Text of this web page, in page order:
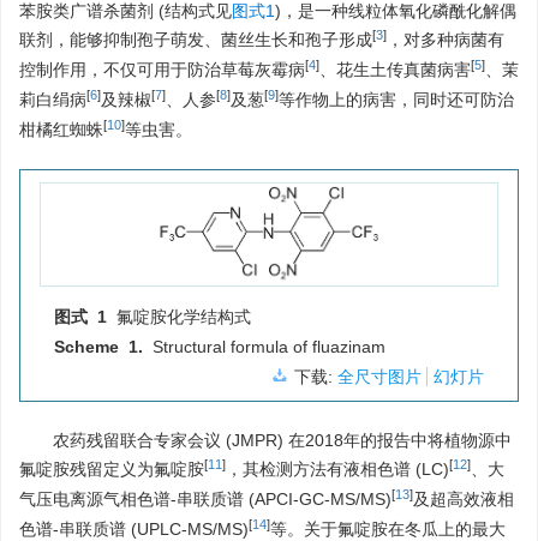
苯胺类广谱杀菌剂 (结构式见图式1)，是一种线粒体氧化磷酰化解偶
联剂，能够抑制孢子萌发、菌丝生长和孢子形成[3] ，对多种病菌有
控制作用，不仅可用于防治草莓灰霉病[4] 、花生土传真菌病害[5]
、茉
莉白绢病[6]及辣椒[7] 、人参[8]及葱[9]等作物上的病害，同时还可防治
柑橘红蜘蛛[10]等虫害。
图式 1 氟啶胺化学结构式
Scheme 1. Structural formula of fluazinam
下载: 全尺寸图片 幻灯片
农药残留联合专家会议 (JMPR) 在2018年的报告中将植物源中
氟啶胺残留定义为氟啶胺[11] ，其检测方法有液相色谱 (LC)[12]、大
气压电离源气相色谱-串联质谱 (APCI-GC-MS/MS)[13]及超高效液相
色谱-串联质谱 (UPLC-MS/MS)[14]等。关于氟啶胺在冬瓜上的最大